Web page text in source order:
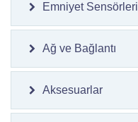
Emniyet Sensörleri
Ağ ve Bağlantı
Aksesuarlar